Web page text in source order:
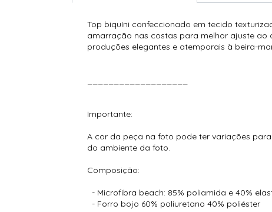
Top biquíni confeccionado em tecido
amarração nas costas para melhor ajuste
produções elegantes e atemporais à beira-
Importante:
A cor da peça na foto pode ter variações
do ambiente da foto.
Composição:
- Microfibra beach: 85% poliamida e 40%
- Forro bojo 60% poliuretano 40% poliéster